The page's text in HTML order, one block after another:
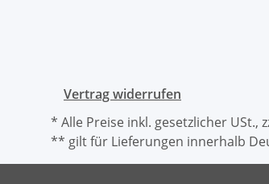
Vertrag widerrufen
* Alle Preise inkl. gesetzlicher USt.,
** gilt für Lieferungen innerhalb